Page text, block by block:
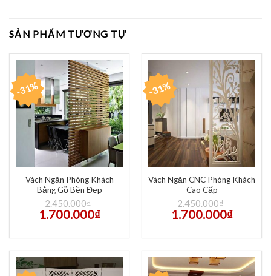
SẢN PHẨM TƯƠNG TỰ
-31%
Vách Ngăn Phòng Khách
Bằng Gỗ Bền Đẹp
2.450.000₫
1.700.000₫
-31%
Vách Ngăn CNC Phòng Khách
Cao Cấp
2.450.000₫
1.700.000₫